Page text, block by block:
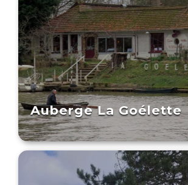
Auberge La Goélette